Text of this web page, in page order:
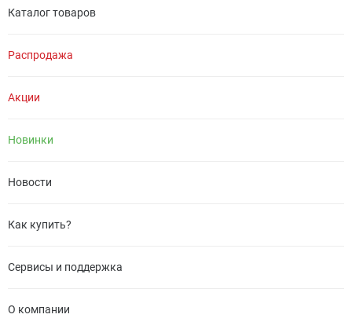
Каталог товаров
Распродажа
Акции
Новинки
Новости
Как купить?
Сервисы и поддержка
О компании